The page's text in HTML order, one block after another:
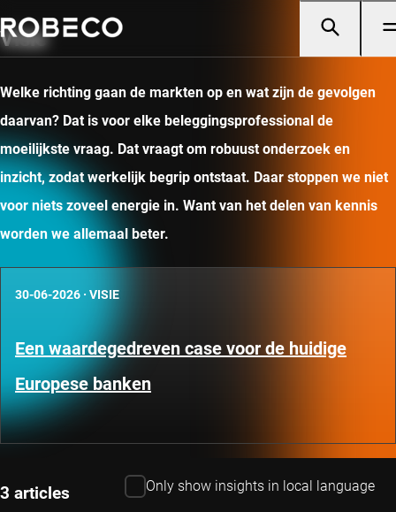
Visie
Welke richting gaan de markten op en wat zijn de gevolgen
daarvan? Dat is voor elke beleggingsprofessional de
moeilijkste vraag. Dat vraagt om robuust onderzoek en
inzicht, zodat werkelijk begrip ontstaat. Daar stoppen we niet
voor niets zoveel energie in. Want van het delen van kennis
worden we allemaal beter.
30-06-2026 · VISIE
Een waardegedreven case voor de huidige
Europese banken
3 articles Only show insights in local language